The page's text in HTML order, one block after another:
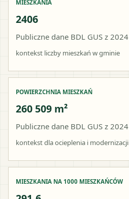
MIESZKANIA
2406
Publiczne dane BDL GUS z 2024
kontekst liczby mieszkań w gminie
POWIERZCHNIA MIESZKAŃ
260 509 m²
Publiczne dane BDL GUS z 2024
kontekst dla ocieplenia i modernizacji
MIESZKANIA NA 1000 MIESZKAŃCÓW